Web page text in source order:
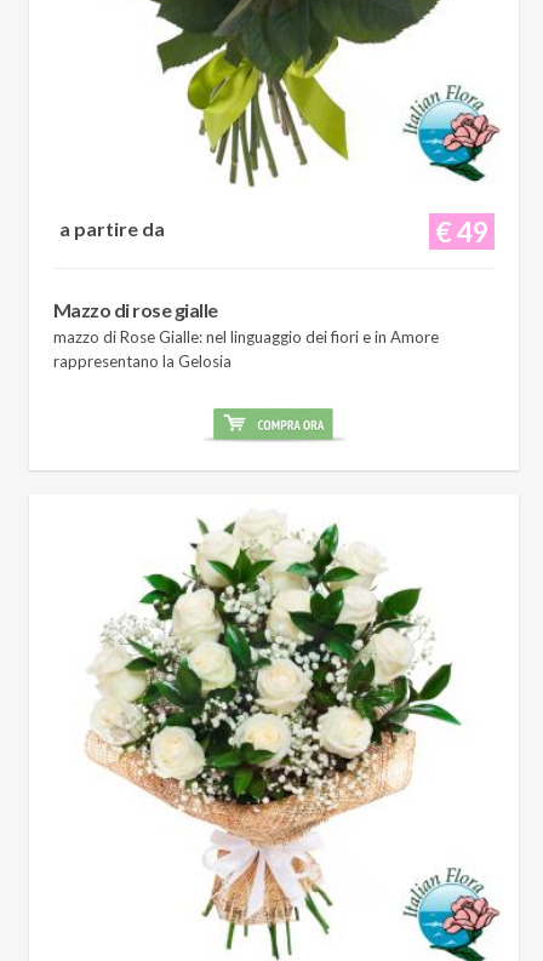
€ 49
a partire da
Mazzo di rose gialle
mazzo di Rose Gialle: nel linguaggio dei fiori e in Amore
rappresentano la Gelosia